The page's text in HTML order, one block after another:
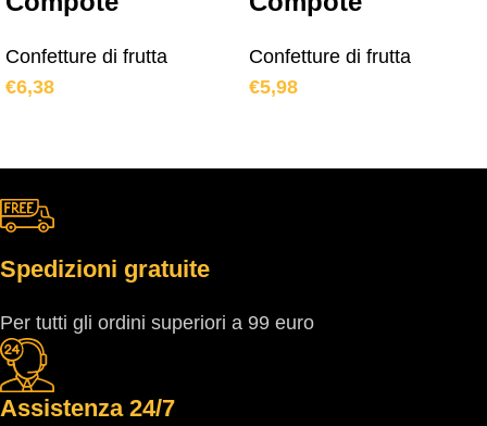
Confetture di frutta
€6,38
Confetture di frutta
€5,98
Spedizioni gratuite
Per tutti gli ordini superiori a 99 euro
Assistenza 24/7